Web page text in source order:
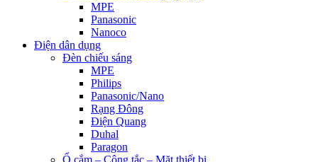
MPE
Panasonic
Nanoco
Điện dân dụng
Đèn chiếu sáng
MPE
Philips
Panasonic/Nano
Rạng Đông
Điện Quang
Duhal
Paragon
Ổ cắm – Công tắc – Mặt thiết bị